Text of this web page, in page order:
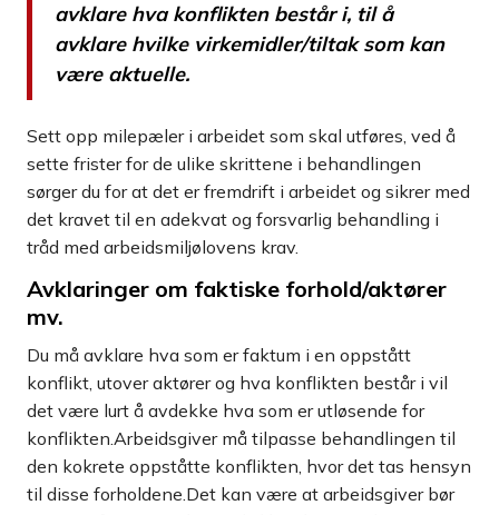
avklare hva konflikten består i, til å
avklare hvilke virkemidler/tiltak som kan
være aktuelle.
Sett opp milepæler i arbeidet som skal utføres, ved å
sette frister for de ulike skrittene i behandlingen
sørger du for at det er fremdrift i arbeidet og sikrer med
det kravet til en adekvat og forsvarlig behandling i
tråd med arbeidsmiljølovens krav.
Avklaringer om faktiske forhold/aktører
mv.
Du må avklare hva som er faktum i en oppstått
konflikt, utover aktører og hva konflikten består i vil
det være lurt å avdekke hva som er utløsende for
konflikten.Arbeidsgiver må tilpasse behandlingen til
den kokrete oppståtte konflikten, hvor det tas hensyn
til disse forholdene.Det kan være at arbeidsgiver bør